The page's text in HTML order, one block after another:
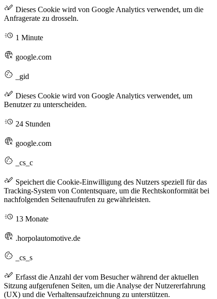
Dieses Cookie wird von Google Analytics verwendet, um die
Anfragerate zu drosseln.
1 Minute
google.com
_gid
Dieses Cookie wird von Google Analytics verwendet, um
Benutzer zu unterscheiden.
24 Stunden
google.com
_cs_c
Speichert die Cookie-Einwilligung des Nutzers speziell für das
Tracking-System von Contentsquare, um die Rechtskonformität bei
nachfolgenden Seitenaufrufen zu gewährleisten.
13 Monate
.horpolautomotive.de
_cs_s
Erfasst die Anzahl der vom Besucher während der aktuellen
Sitzung aufgerufenen Seiten, um die Analyse der Nutzererfahrung
(UX) und die Verhaltensaufzeichnung zu unterstützen.